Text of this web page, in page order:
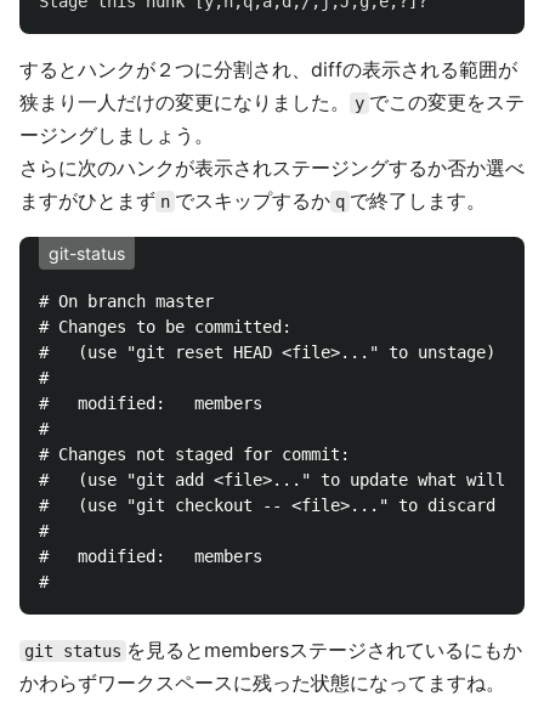
するとハンクが２つに分割され、diffの表示される範囲が
狭まり一人だけの変更になりました。
y でこの変更をステ
ージングしましょう。
さらに次のハンクが表示されステージングするか否か選べ
ますがひとまず n でスキップするか q で終了します。
git-status
# On branch master
# Changes to be committed:
#   (use "git reset HEAD <file>..." to unstage)
#
#	modified:   members
#
# Changes not staged for commit:
#   (use "git add <file>..." to update what will be
#   (use "git checkout -- <file>..." to discard
#
#	modified:   members
git status を見るとmembersステージされているにもか
かわらずワークスペースに残った状態になってますね。